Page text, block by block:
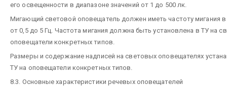
его освещенности в диапазоне значений от 1 до 500 лк.
Мигающий световой оповещатель должен иметь частоту мигания в
от 0,5 до 5 Гц. Частота мигания должна быть установлена в ТУ на
оповещатели конкретных типов.
Размеры и содержание надписей на световых оповещателях
ТУ на оповещатели конкретных типов.
8.3. Основные характеристики речевых оповещателей